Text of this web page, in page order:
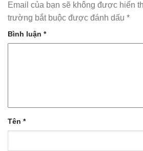
Email của bạn sẽ không được hiển
trường bắt buộc được đánh dấu *
Bình luận *
Tên *